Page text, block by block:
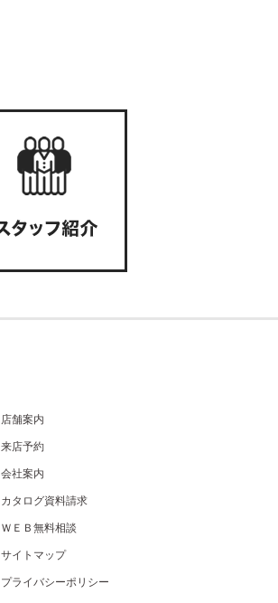
店舗案内
来店予約
会社案内
カタログ資料請求
ＷＥＢ無料相談
サイトマップ
プライバシーポリシー